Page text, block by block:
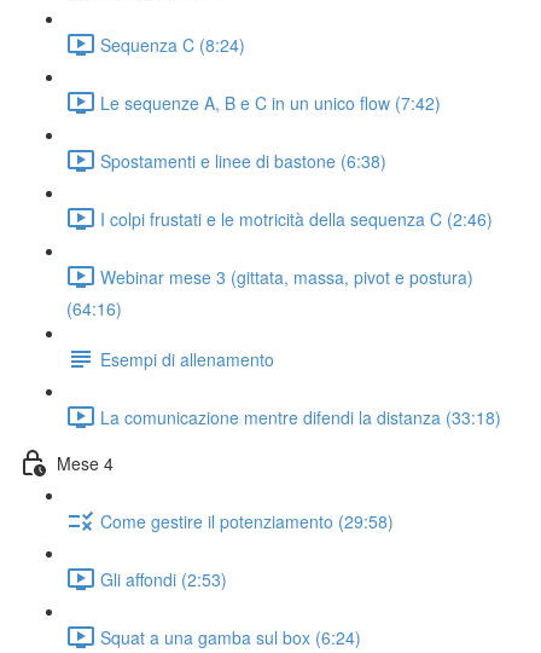
Sequenza C (8:24)
Le sequenze A, B e C in un unico flow (7:42)
Spostamenti e linee di bastone (6:38)
I colpi frustati e le motricità della sequenza C (2:46)
Webinar mese 3 (gittata, massa, pivot e postura)
(64:16)
Esempi di allenamento
La comunicazione mentre difendi la distanza (33:18)
Mese 4
Come gestire il potenziamento (29:58)
Gli affondi (2:53)
Squat a una gamba sul box (6:24)